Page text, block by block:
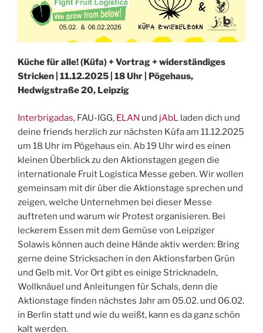
Küche für alle! (Küfa) + Vortrag + widerständiges
Stricken | 11.12.2025 | 18 Uhr | Pögehaus,
Hedwigstraße 20, Leipzig
Interbrigadas, FAU-IGG, ELAN und jAbL laden dich und
deine friends herzlich zur nächsten Küfa am 11.12.2025
um 18 Uhr im Pögehaus ein. Ab 19 Uhr wird es einen
kleinen Überblick zu den Aktionstagen gegen die
internationale Fruit Logistica Messe geben. Wir wollen
gemeinsam mit dir über die Aktionstage sprechen und
zeigen, welche Unternehmen bei dieser Messe
auftreten und warum wir Protest organisieren. Bei
leckerem Essen mit dem Gemüse von Leipziger
Solawis können auch deine Hände aktiv werden: Bring
gerne deine Stricksachen in den Aktionsfarben Grün
und Gelb mit. Vor Ort gibt es einige Stricknadeln,
Wollknäuel und Anleitungen für Schals, denn die
Aktionstage finden nächstes Jahr am 05.02. und 06.02.
in Berlin statt und wie du weißt, kann es da ganz schön
kalt werden.